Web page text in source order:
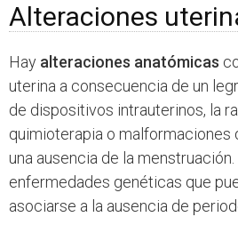
Alteraciones
Hay alteraciones anatómicas
uterina a consecuencia de un
de dispositivos intrauterinos, la
quimioterapia o malformaciones
una ausencia de la
enfermedades genéticas que
asociarse a la ausencia de